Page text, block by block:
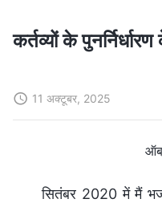
कर्तव्यों के
11 अक्टूबर, 2025
सितंबर 2020 में मैं